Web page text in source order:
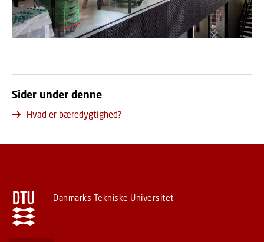
Sider under denne
Hvad er bæredygtighed?
Danmarks Tekniske Universitet